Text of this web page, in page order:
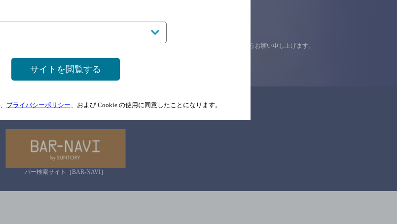
念のためお店にご確認の上ご来店くださいますようお願い申し上げます。
情報提供：ぐるなび
関連リンク
バー検索サイト［BAR-NAVI］
サイトを閲覧する
プライバシーポリシー 、および Cookie の使用に同意したことになります。